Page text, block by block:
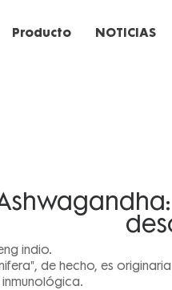
Producto NOTICIAS
de la industria
indio.
de hecho, es